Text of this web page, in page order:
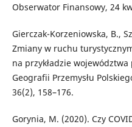
Obserwator Finansowy, 24
Gierczak-Korzeniowska, B.,
Zmiany w ruchu
na przykładzie
Geografii Przemysłu
36(2), 158–176.
Gorynia, M. (2020). Czy